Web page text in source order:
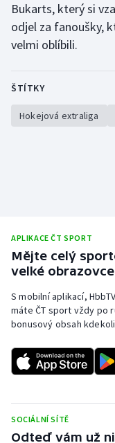
Veslování
Volejbal
Ostatní
Bukarts, který si
odjel za fanoušky,
velmi oblíbili.
ŠTÍTKY
Hokejová extraliga
APLIKACE ČT SPORT
Mějte celý
velké
S mobilní aplikací,
máte ČT sport vždy po
bonusový obsah
SOCIÁLNÍ SÍTĚ
Odteď vám už